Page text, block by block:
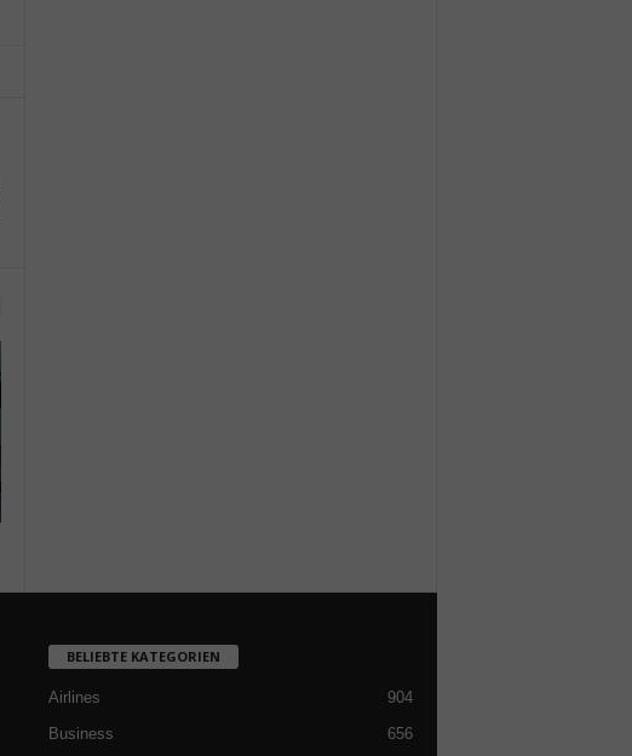
BELIEBTE KATEGORIEN
Airlines
904
Business
656